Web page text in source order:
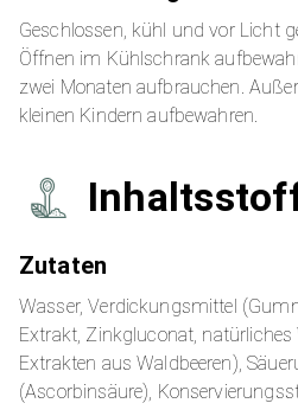
Geschlossen, kühl und vor Licht
Öffnen im Kühlschrank
zwei Monaten aufbrauchen.
kleinen Kindern aufbewahren.
Zutaten
Wasser, Verdickungsmittel
Extrakt, Zinkgluconat,
Extrakten aus Waldbeeren),
(Ascorbinsäure),